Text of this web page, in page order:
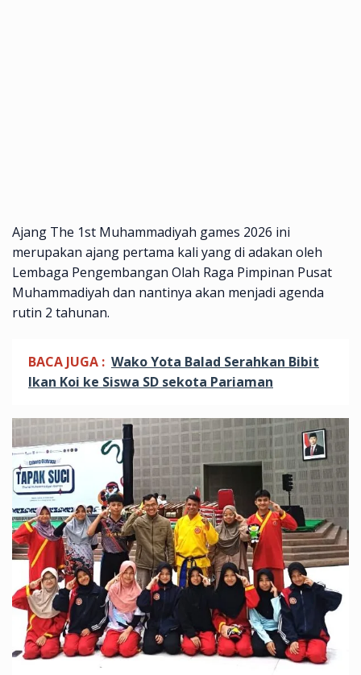
Ajang The 1st Muhammadiyah games 2026 ini
merupakan ajang pertama kali yang di adakan oleh
Lembaga Pengembangan Olah Raga Pimpinan Pusat
Muhammadiyah dan nantinya akan menjadi agenda
rutin 2 tahunan.
BACA JUGA : Wako Yota Balad Serahkan Bibit
Ikan Koi ke Siswa SD sekota Pariaman